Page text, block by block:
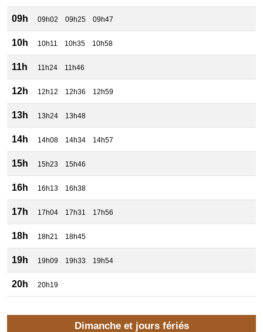
09h 09h02 09h25 09h47
10h 10h11 10h35 10h58
11h 11h24 11h46
12h 12h12 12h36 12h59
13h 13h24 13h48
14h 14h08 14h34 14h57
15h 15h23 15h46
16h 16h13 16h38
17h 17h04 17h31 17h56
18h 18h21 18h45
19h 19h09 19h33 19h54
20h 20h19
Dimanche et jours fériés